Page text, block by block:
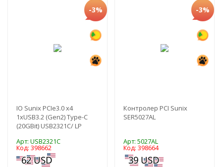
-3%
IO Sunix PCIe3.0 x4
1xUSB3.2 (Gen2) Type-C
(20GBit) USB2321C/ LP
Арт: USB2321C
Код: 398662
-3%
Контролер PCI Sunix
SER5027AL
Арт: 5027AL
Код: 398664